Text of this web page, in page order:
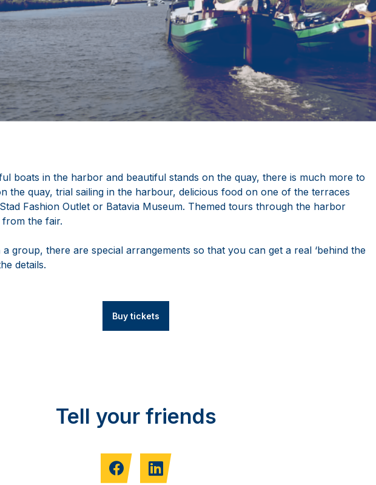
boats in the harbor and beautiful stands on the quay, there is much more to
the quay, trial sailing in the harbour, delicious food on one of the terraces
Fashion Outlet or Batavia Museum. Themed tours through the harbor
from the fair.
group, there are special arrangements so that you can get a real ‘behind the
details.
Buy tickets
Tell your friends